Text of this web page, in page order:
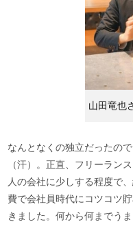
山田竜也
なんとなくの独立だったの
（汗）。正直、フリーラン
人の会社に少しする程度で
費で会社員時代にコツコツ
きました。何から何までうま